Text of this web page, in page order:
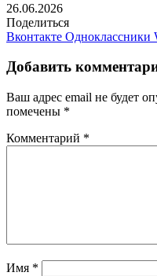
26.06.2026
Поделиться
Вконтакте Одноклассники
Добавить
Ваш адрес email не будет
помечены *
Комментарий *
Имя *